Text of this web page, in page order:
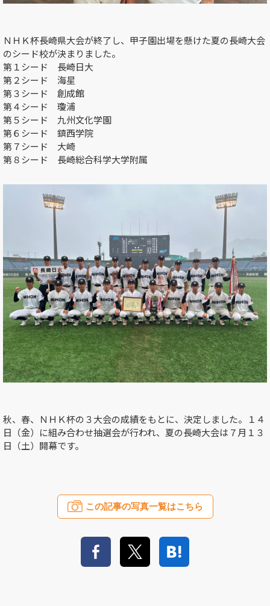
ＮＨＫ杯長崎県大会が終了し、甲子園出場を懸けた夏の長崎大会
のシード校が決まりました。
第１シード 長崎日大
第２シード 海星
第３シード 創成館
第４シード 瓊浦
第５シード 九州文化学園
第６シード 鎮西学院
第７シード 大崎
第８シード 長崎総合科学大学附属
秋、春、ＮＨＫ杯の３大会の成績をもとに、決定しました。１４
日（金）に組み合わせ抽選会が行われ、夏の長崎大会は７月１３
日（土）開幕です。
この記事の写真一覧はこちら